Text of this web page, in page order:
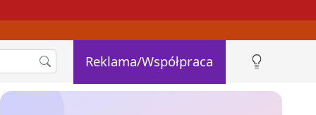
Reklama/Współpraca